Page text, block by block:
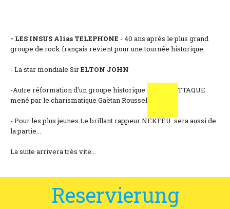
Campingplatz und Preise
- LES INSUS Alias TELEPHONE - 40 ans après le plus grand
groupe de rock français revient pour une tournée historique.
- La star mondiale SirELTON JOHN
-Autre réformation d'un groupe historique LOUISE ATTAQUE
mené par le charismatique Gaëtan Roussel
- Pour les plus jeunes Le brillant rappeur NEKFEU sera aussi de
la partie...
La suite arrivera très vite...
Reservierung